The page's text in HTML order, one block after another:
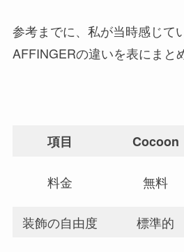
参考までに、私が当時感じて
AFFINGERの違いを表にまと
項目 Cocoon
料金 無料
装飾の自由度
標準的